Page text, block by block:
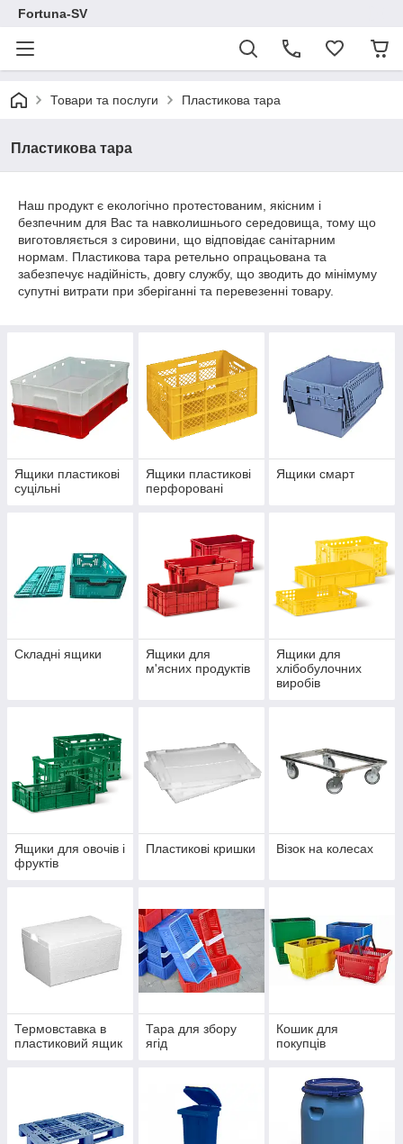
Fortuna-SV
Товари та послуги Пластикова тара
Пластикова тара
Наш продукт є екологічно протестованим, якісним і
безпечним для Вас та навколишнього середовища, тому що
виготовляється з сировини, що відповідає санітарним
нормам. Пластикова тара ретельно опрацьована та
забезпечує надійність, довгу службу, що зводить до мінімуму
супутні витрати при зберіганні та перевезенні товару.
Ящики пластикові
суцільні
Ящики пластикові
перфоровані
Ящики смарт
Складні ящики
Ящики для
м'ясних продуктів
Ящики для
хлібобулочних
виробів
Ящики для овочів і
фруктів
Пластикові кришки Візок на колесах
Термовставка в
пластиковий ящик
Тара для збору
ягід
Кошик для
покупців